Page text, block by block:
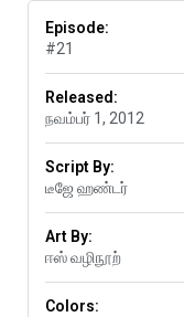
Episode:
#21
Released:
நவம்பர் 1, 2012
Script By:
டீஜே ஹண்டர்
Art By:
ஈஸ் வழிநூற்
Colors: